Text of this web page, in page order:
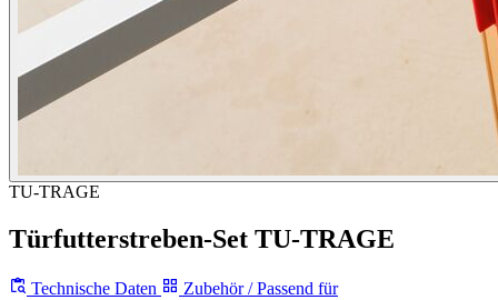
TU-TRAGE
Türfutterstreben-Set TU-TRAGE
Technische Daten
Zubehör / Passend für